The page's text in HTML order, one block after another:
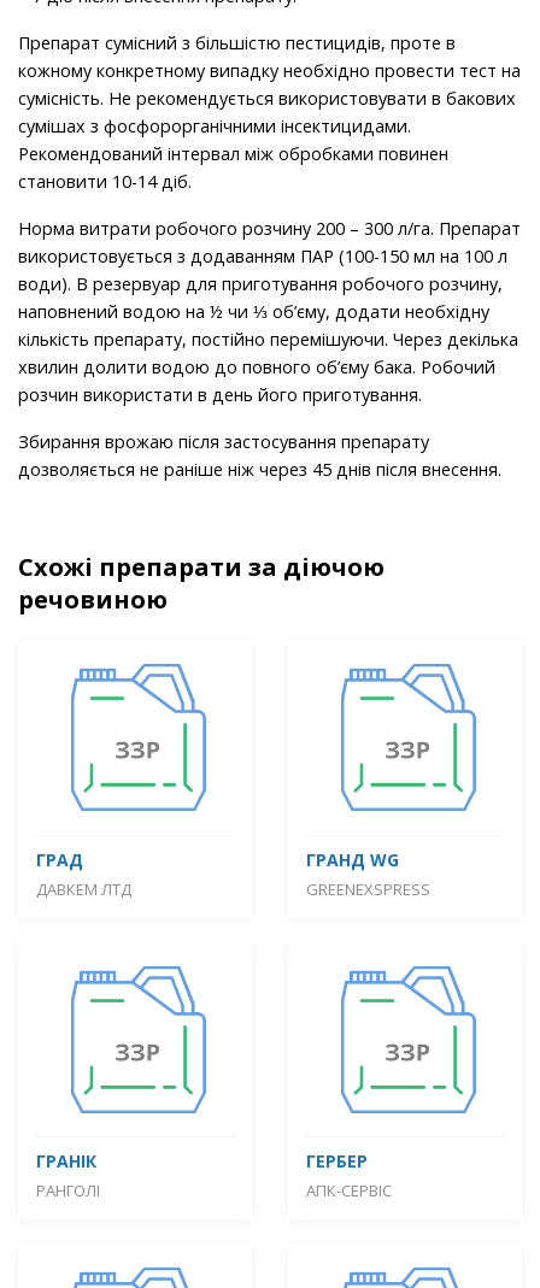
Препарат сумісний з більшістю пестицидів, проте в
кожному конкретному випадку необхідно провести тест на
сумісність. Не рекомендується використовувати в бакових
сумішах з фосфорорганічними інсектицидами.
Рекомендований інтервал між обробками повинен
становити 10-14 діб.
Норма витрати робочого розчину 200 – 300 л/га. Препарат
використовується з додаванням ПАР (100-150 мл на 100 л
води). В резервуар для приготування робочого розчину,
наповнений водою на ½ чи ⅓ об’єму, додати необхідну
кількість препарату, постійно перемішуючи. Через декілька
хвилин долити водою до повного об’єму бака. Робочий
розчин використати в день його приготування.
Збирання врожаю після застосування препарату
дозволяється не раніше ніж через 45 днів після внесення.
Схожі препарати за діючою
речовиною
ГРАД
ДАВКЕМ ЛТД
ГРАНД WG
GREENEXSPRESS
ГРАНІК
РАНГОЛІ
ГЕРБЕР
АПК-СЕРВІС